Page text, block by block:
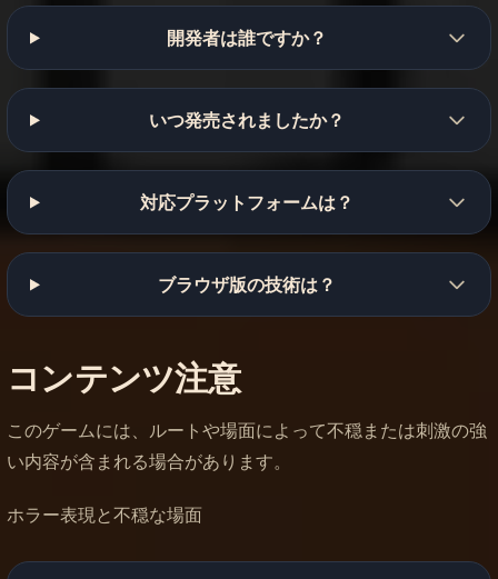
開発者は誰ですか？
いつ発売されましたか？
対応プラットフォームは？
ブラウザ版の技術は？
コンテンツ注意
このゲームには、ルートや場面によって不穏または刺激の強
い内容が含まれる場合があります。
ホラー表現と不穏な場面